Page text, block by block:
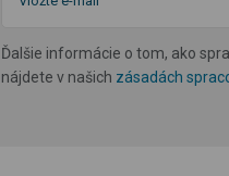
Ďalšie informácie o tom, ako
nájdete v našich zásadách